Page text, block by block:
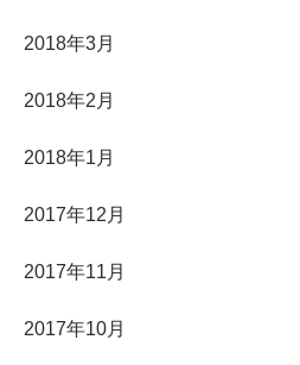
2018年3月
2018年2月
2018年1月
2017年12月
2017年11月
2017年10月